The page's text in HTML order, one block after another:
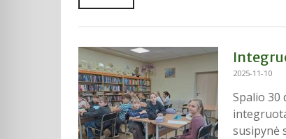
2025-11-10
Spalio 30
susipynė